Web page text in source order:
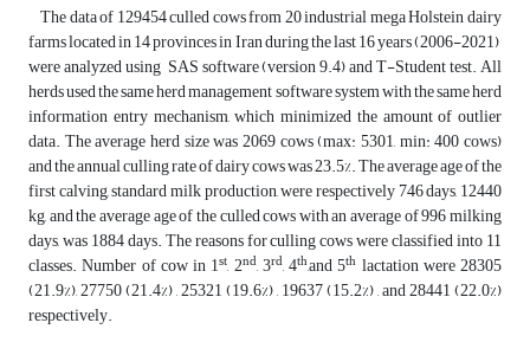
The data of 129454 culled cows from 20 industrial mega Holstein dairy
farms located in 14 provinces in Iran during the last 16 years (2006-2021)
were analyzed using SAS software (version 9.4) and T-Student test. All
herds used the same herd management software system with the same herd
information entry mechanism, which minimized the amount of outlier
data. The average herd size was 2069 cows (max: 5301, min: 400 cows)
and the annual culling rate of dairy cows was 23.5%. The average age of the
first calving, standard milk production, were respectively 746 days, 12440
kg, and the average age of the culled cows with an average of 996 milking
days, was 1884 days. The reasons for culling cows were classified into 11
classes. Number of cow in 1st, 2nd, 3rd, 4th,and 5th lactation were 28305
(21.9%), 27750 (21.4%) , 25321 (19.6%) , 19637 (15.2%) , and 28441 (22.0%)
respectively.